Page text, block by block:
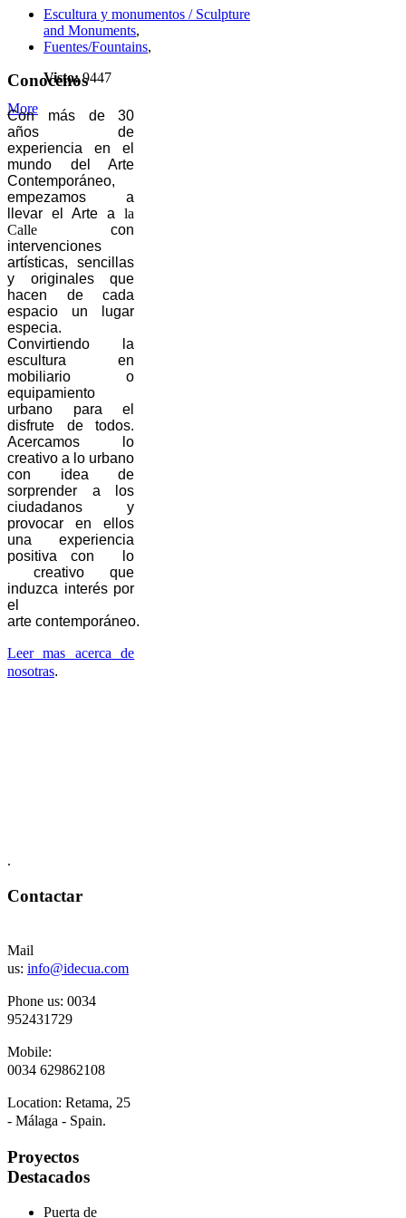
Escultura y monumentos / Sculpture
and Monuments,
Fuentes/Fountains,
Visto:9447
More
Conocenos
Con más de 30
años de
experiencia en el
mundo del Arte
Contemporáneo,
empezamos a
llevar el Arte ala
Calle con
intervenciones
artísticas, sencillas
y originales que
hacen de cada
espacio un lugar
especia.
Convirtiendo la
escultura en
mobiliario o
equipamiento
urbano para el
disfrute de todos.
Acercamos lo
creativo a lo urbano
con idea de
sorprender a los
ciudadanos y
provocar en ellos
una experiencia
positiva con lo
creativo que
induzca interés por
el
arte contemporáneo.
Leer mas acerca de
nosotras.
.
Contactar
Mail
us: info@idecua.com
Phone us: 0034
952431729
Mobile:
0034 629862108
Location: Retama, 25
- Málaga - Spain.
Proyectos
Destacados
Puerta de